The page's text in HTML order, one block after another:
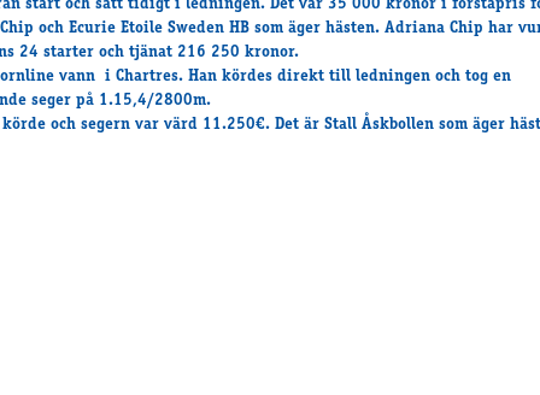
start och satt tidigt i ledningen. Det var 35 000 kronor i förstapris
och Ecurie Etoile Sweden HB som äger hästen. Adriana Chip har
24 starter och tjänat 216 250 kronor.
vann i Chartres. Han kördes direkt till ledningen och tog en
seger på 1.15,4/2800m.
och segern var värd 11.250€. Det är Stall Åskbollen som äger